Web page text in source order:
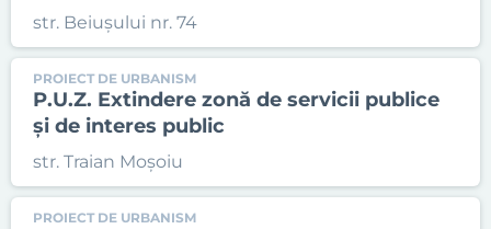
str. Beiușului nr. 74
PROIECT DE URBANISM
P.U.Z. Extindere zonă de servicii publice
și de interes public
str. Traian Moșoiu
PROIECT DE URBANISM